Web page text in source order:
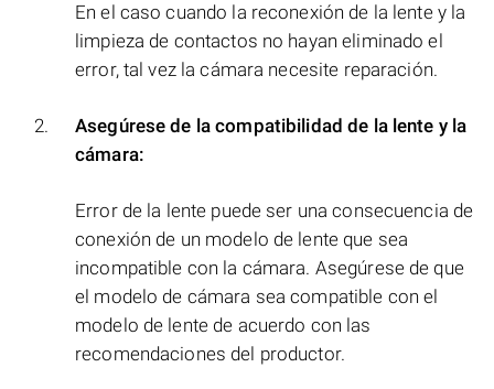
En el caso cuando la reconexión de la lente y la
limpieza de contactos no hayan eliminado el
error, tal vez la cámara necesite reparación.
Asegúrese de la compatibilidad de la lente y la
cámara:
Error de la lente puede ser una consecuencia de
conexión de un modelo de lente que sea
incompatible con la cámara. Asegúrese de que
el modelo de cámara sea compatible con el
modelo de lente de acuerdo con las
recomendaciones del productor.